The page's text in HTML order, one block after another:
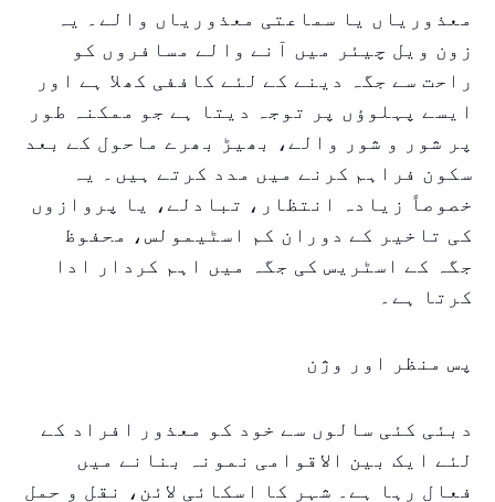
معذوریاں یا سماعتی معذوریاں والے۔ یہ
زون ویل چیئر میں آنے والے مسافروں کو
راحت سے جگہ دینے کے لئے کاففی کھلا ہے اور
ایسے پہلوؤں پر توجہ دیتا ہے جو ممکنہ طور
پر شور و شور والے، بھیڑ بھرے ماحول کے بعد
سکون فراہم کرنے میں مدد کرتے ہیں۔ یہ
خصوصاً زیادہ انتظار، تبادلے، یا پروازوں
کی تاخیر کے دوران کم اسٹیمولس، محفوظ
جگہ کے اسٹریس کی جگہ میں اہم کردار ادا
کرتا ہے۔
پس منظر اور وژن
دبئی کئی سالوں سے خود کو معذور افراد کے
لئے ایک بین الاقوامی نمونہ بنانے میں
فعال رہا ہے۔ شہر کا اسکائی لائن، نقل و حمل